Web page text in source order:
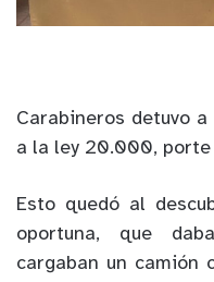
Carabineros detuvo
a la ley 20.000, porte
Esto quedó al
oportuna, que
cargaban un camión